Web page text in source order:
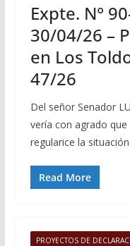
Expte. N°
30/04/26 –
en Los
47/26
Del señor Senador
vería con agrado
regularice la
Read More
PROYECTOS DE